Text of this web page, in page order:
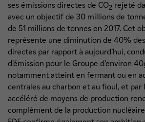
ses émissions directes de CO2 rejeté
avec un objectif de 30 millions de
de 51 millions de tonnes en 2017. Cet
représente une diminution de 40%
directes par rapport à aujourd’hui,
d’émission pour le Groupe d’environ
notamment atteint en fermant ou en
centrales au charbon et au fioul, et
accéléré de moyens de production
complément de la production